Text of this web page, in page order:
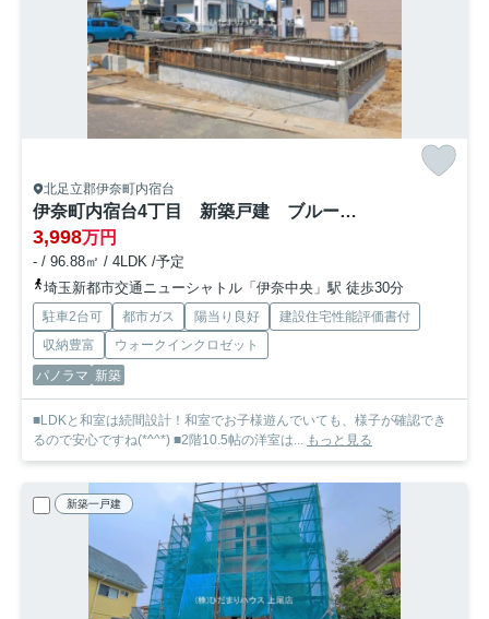
北足立郡伊奈町内宿台
伊奈町内宿台4丁目 新築戸建 ブルーミング01
3,998万円
- / 96.88㎡ / 4LDK /予定
埼玉新都市交通ニューシャトル「伊奈中央」駅 徒歩30分
駐車2台可 都市ガス 陽当り良好
建設住宅性能評価書付
収納豊富
ウォークインクロゼット
パノラマ 新築
■LDKと和室は続間設計！和室でお子様遊んでいても、様子が確認でき
るので安心ですね(*^^*) ■2階10.5帖の洋室は...
もっと見る
新築一戸建